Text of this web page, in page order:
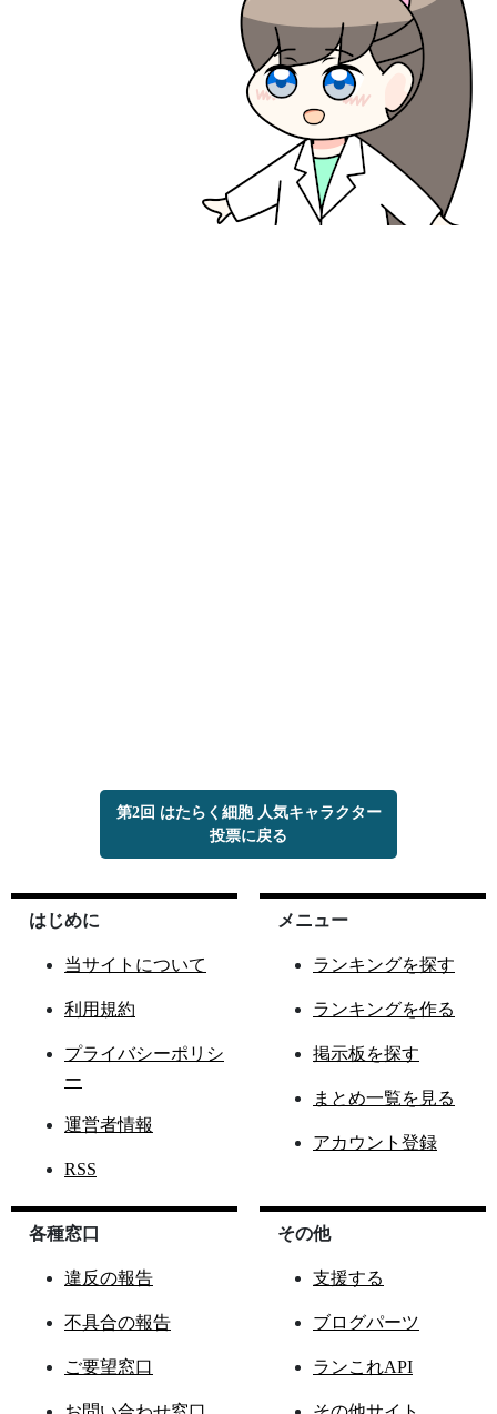
第2回 はたらく細胞 人気キャラクター
投票に戻る
はじめに
当サイトについて
利用規約
プライバシーポリシ
ー
運営者情報
RSS
メニュー
ランキングを探す
ランキングを作る
掲示板を探す
まとめ一覧を見る
アカウント登録
各種窓口
違反の報告
不具合の報告
ご要望窓口
その他
支援する
ブログパーツ
ランこれAPI